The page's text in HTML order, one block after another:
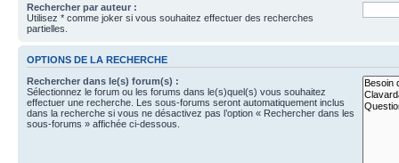
Rechercher par auteur :
Utilisez * comme joker si vous souhaitez effectuer des recherches
partielles.
OPTIONS DE LA RECHERCHE
Rechercher dans le(s) forum(s) :
Sélectionnez le forum ou les forums dans le(s)quel(s) vous souhaitez
effectuer une recherche. Les sous-forums seront automatiquement inclus
dans la recherche si vous ne désactivez pas l’option « Rechercher dans les
sous-forums » affichée ci-dessous.